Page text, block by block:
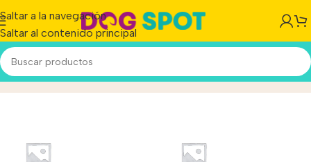
Saltar a la navegación
Saltar al contenido principal
Vitalcan BalancedInicio/Producto